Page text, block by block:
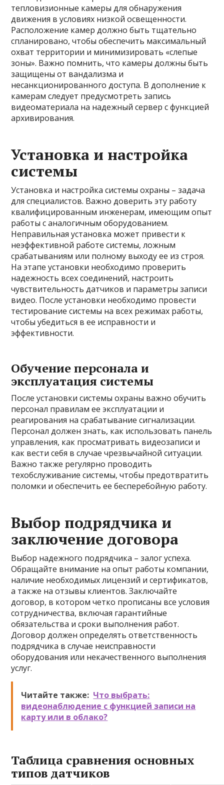
тепловизионные камеры для обнаружения
движения в условиях низкой освещенности.
Расположение камер должно быть тщательно
спланировано, чтобы обеспечить максимальный
охват территории и минимизировать «слепые
зоны». Важно помнить, что камеры должны быть
защищены от вандализма и
несанкционированного доступа. В дополнение к
камерам следует предусмотреть запись
видеоматериала на надежный сервер с функцией
архивирования.
Установка и настройка
системы
Установка и настройка системы охраны – задача
для специалистов. Важно доверить эту работу
квалифицированным инженерам, имеющим опыт
работы с аналогичным оборудованием.
Неправильная установка может привести к
неэффективной работе системы, ложным
срабатываниям или полному выходу ее из строя.
На этапе установки необходимо проверить
надежность всех соединений, настроить
чувствительность датчиков и параметры записи
видео. После установки необходимо провести
тестирование системы на всех режимах работы,
чтобы убедиться в ее исправности и
эффективности.
Обучение персонала и
эксплуатация системы
После установки системы охраны важно обучить
персонал правилам ее эксплуатации и
реагирования на срабатывание сигнализации.
Персонал должен знать, как использовать панель
управления, как просматривать видеозаписи и
как вести себя в случае чрезвычайной ситуации.
Важно также регулярно проводить
техобслуживание системы, чтобы предотвратить
поломки и обеспечить ее бесперебойную работу.
Выбор подрядчика и
заключение договора
Выбор надежного подрядчика – залог успеха.
Обращайте внимание на опыт работы компании,
наличие необходимых лицензий и сертификатов,
а также на отзывы клиентов. Заключайте
договор, в котором четко прописаны все условия
сотрудничества, включая гарантийные
обязательства и сроки выполнения работ.
Договор должен определять ответственность
подрядчика в случае неисправности
оборудования или некачественного выполнения
услуг.
Читайте также: Что выбрать:
видеонаблюдение с функцией записи на
карту или в облако?
Таблица сравнения основных
типов датчиков